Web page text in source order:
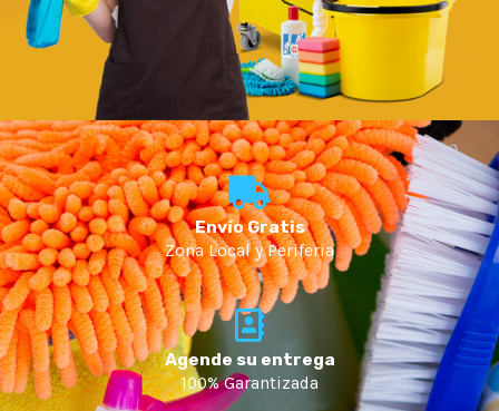
Envío Gratis
Zona Local y Periferia
Agende su entrega
100% Garantizada